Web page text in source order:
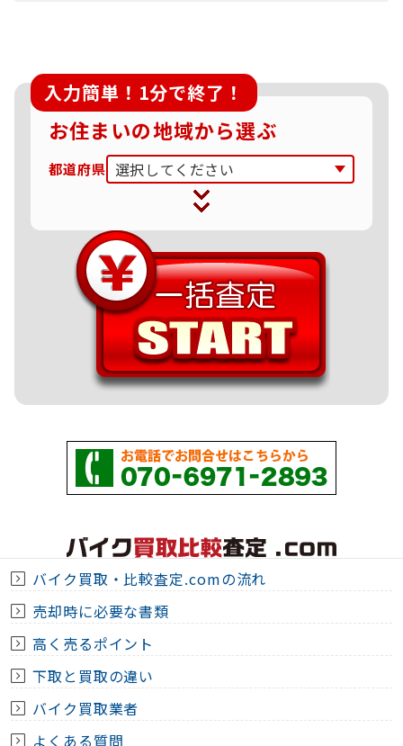
入力簡単！1分で終了！
お住まいの地域から選ぶ
都道府県
バイク買取・比較査定.comの流れ
売却時に必要な書類
高く売るポイント
下取と買取の違い
バイク買取業者
よくある質問